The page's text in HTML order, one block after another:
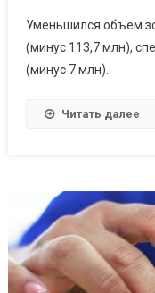
Уменьшился объем
(минус 113,7 млн),
(минус 7 млн).
Читать далее